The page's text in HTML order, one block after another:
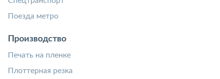
Поезда метро
Производство
Печать на пленке
Плоттерная резка